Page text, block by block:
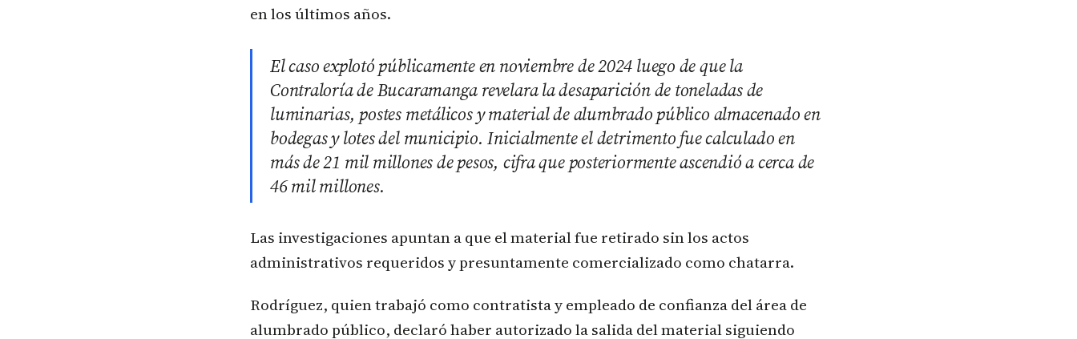
en los últimos años.
El caso explotó públicamente en noviembre de 2024 luego de que la
Contraloría de Bucaramanga revelara la desaparición de toneladas de
luminarias, postes metálicos y material de alumbrado público almacenado en
bodegas y lotes del municipio. Inicialmente el detrimento fue calculado en
más de 21 mil millones de pesos, cifra que posteriormente ascendió a cerca de
46 mil millones.
Las investigaciones apuntan a que el material fue retirado sin los actos
administrativos requeridos y presuntamente comercializado como chatarra.
Rodríguez, quien trabajó como contratista y empleado de confianza del área de
alumbrado público, declaró haber autorizado la salida del material siguiendo